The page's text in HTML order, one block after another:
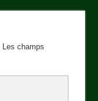
Les champs